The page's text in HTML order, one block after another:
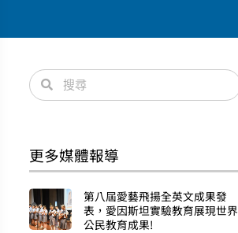
更多媒體報導
第八屆愛藝飛揚全英文成果發
表，愛因斯坦實驗教育展現世界
公民教育成果!